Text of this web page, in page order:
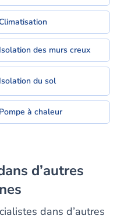
Isolation des murs creux
Isolation du sol
Pompe à chaleur
dans d’autres